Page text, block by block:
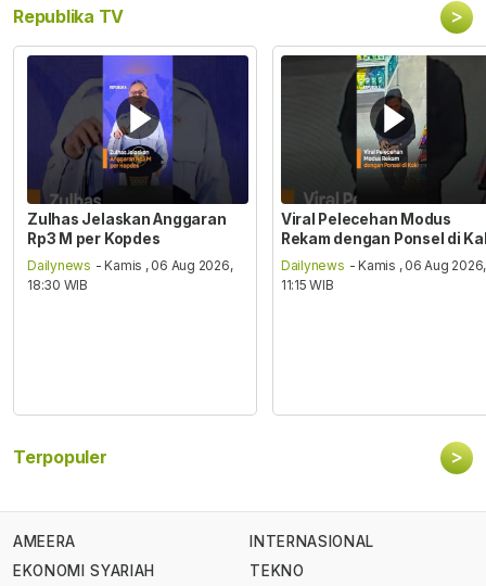
Republika TV >
Zulhas Jelaskan Anggaran
Rp3 M per Kopdes
Dailynews - Kamis , 06 Aug 2026,
18:30 WIB
Viral Pelecehan Modus
Rekam dengan Ponsel di
Dailynews - Kamis , 06 Aug 2026,
11:15 WIB
Terpopuler >
AMEERA
EKONOMI SYARIAH
INTERNASIONAL
TEKNO